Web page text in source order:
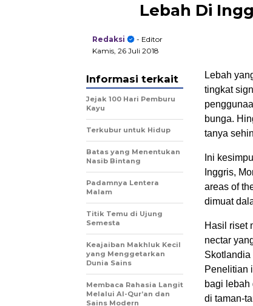
Lebah Di
Redaksi
- Editor
Kamis, 26 Juli 2018
Lebah
tingkat
bunga.
tanya
Ini
Inggris,
areas of
dimuat
Hasil riset
nectar
Skotlandia
Penelitian
bagi lebah
di taman-
Informasi terkait
Jejak 100 Hari Pemburu
Kayu
Terkubur untuk Hidup
Batas yang Menentukan
Nasib Bintang
Padamnya Lentera
Malam
Titik Temu di Ujung
Semesta
Keajaiban Makhluk Kecil
yang Menggetarkan
Dunia Sains
Membaca Rahasia Langit
Melalui Al-Qur’an dan
Sains Modern